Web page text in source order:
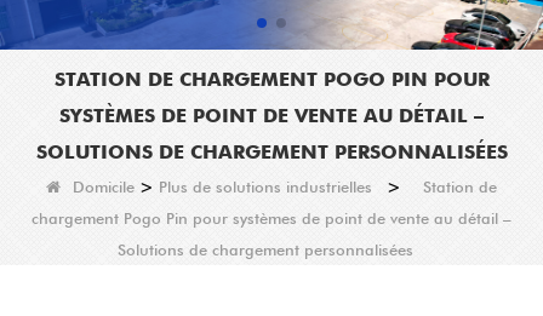
STATION DE CHARGEMENT POGO PIN POUR
SYSTÈMES DE POINT DE VENTE AU DÉTAIL –
SOLUTIONS DE CHARGEMENT PERSONNALISÉES
Domicile > Plus de solutions industrielles >
Station de
chargement Pogo Pin pour systèmes de point de vente au détail –
Solutions de chargement personnalisées